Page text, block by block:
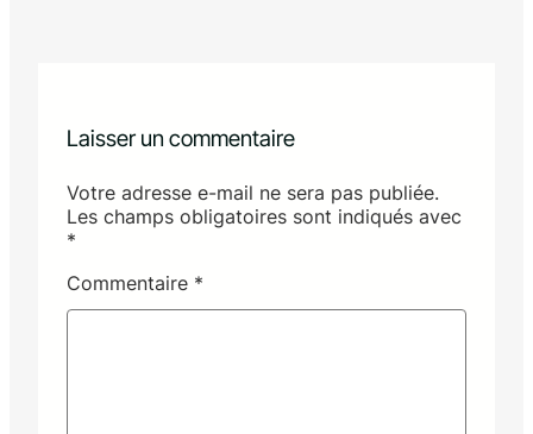
Laisser un commentaire
Votre adresse e-mail ne sera pas publiée.
Les champs obligatoires sont indiqués avec
*
Commentaire *